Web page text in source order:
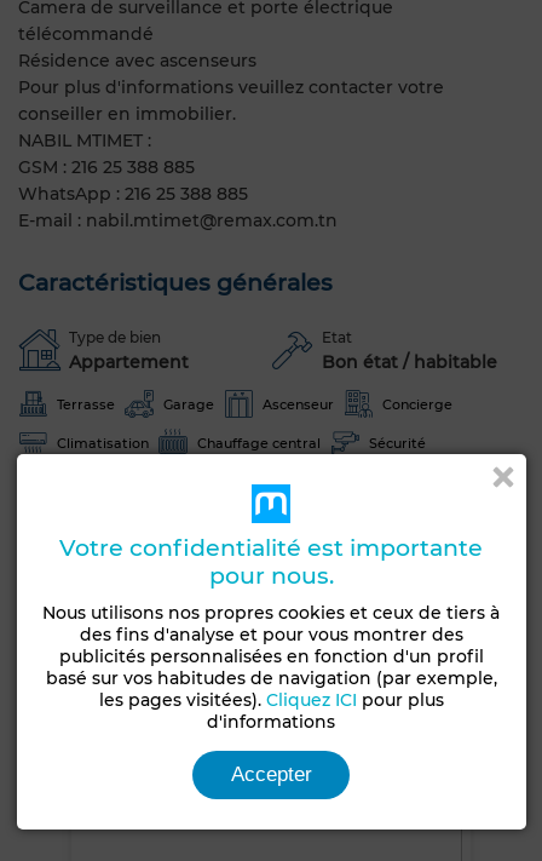
Camera de surveillance et porte électrique
télécommandé
Résidence avec ascenseurs
Pour plus d'informations veuillez contacter votre
conseiller en immobilier.
NABIL MTIMET :
GSM : 216 25 388 885
WhatsApp : 216 25 388 885
E-mail : nabil.mtimet@remax.com.tn
Caractéristiques générales
Type de bien
Appartement
Etat
Bon état / habitable
Terrasse Garage Ascenseur Concierge
Climatisation Chauffage central Sécurité
Voir plus de photos
Votre confidentialité est importante
pour nous.
Nous utilisons nos propres cookies et ceux de tiers à
des fins d'analyse et pour vous montrer des
publicités personnalisées en fonction d'un profil
basé sur vos habitudes de navigation (par exemple,
les pages visitées). Cliquez ICI pour plus
d'informations
Accepter